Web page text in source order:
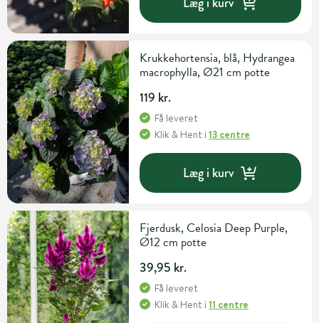
Krukkehortensia, blå, Hydrangea
macrophylla, Ø21 cm potte
119 kr.
Få leveret
Klik & Hent i13 centre
Læg i kurv
Fjerdusk, Celosia Deep Purple,
Ø12 cm potte
39,95 kr.
Få leveret
Klik & Hent i11 centre